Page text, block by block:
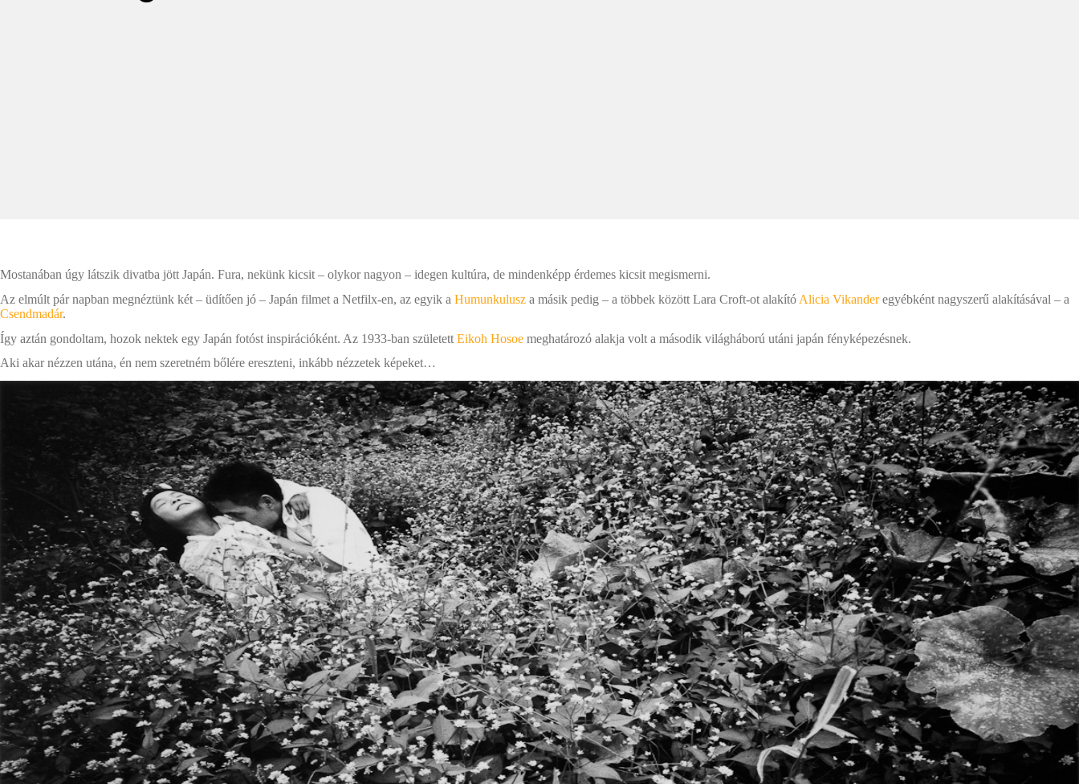
Mostanában úgy látszik divatba jött Japán. Fura, nekünk kicsit – olykor nagyon – idegen kultúra, de mindenképp érdemes kicsit megismerni.
Az elmúlt pár napban megnéztünk két – üdítően jó – Japán filmet a Netfilx-en, az egyik a Humunkulusz a másik pedig – a többek között Lara Croft-ot alakító Alicia Vikanderegyébként nagyszerű alakításával – a
Csendmadár.
Így aztán gondoltam, hozok nektek egy Japán fotóst inspirációként. Az 1933-ban született Eikoh Hosoe meghatározó alakja volt a második világháború utáni japán fényképezésnek.
Aki akar nézzen utána, én nem szeretném bőlére ereszteni, inkább nézzetek képeket…